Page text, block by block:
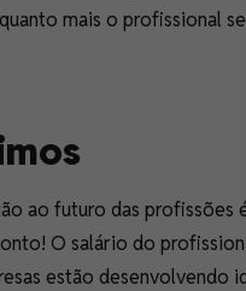
mais o profissional
ao futuro das
O salário do
estão